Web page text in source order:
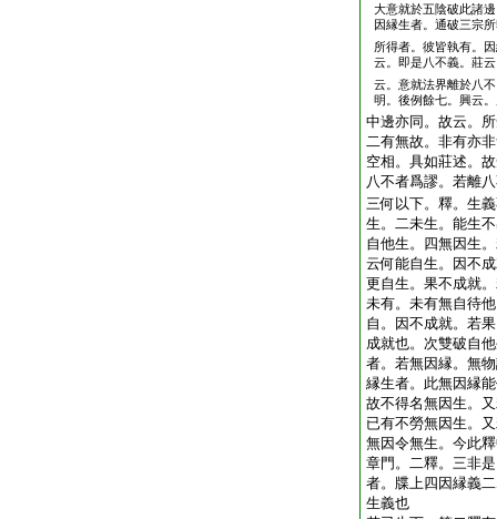
大意就於五陰破此諸
因縁生者。通破三宗
所得者。彼皆執有。
云。即是八不義。莊
云。意就法界離於八
明。後例餘七。興云
中邊亦同。故云。
二有無故。非有亦
空相。具如莊述。
八不者爲謬。若離
三何以下。釋。生
生。二未生。能生
自他生。四無因生
云何能自生。因不
更自生。果不成就
未有。未有無自待
自。因不成就。若
成就也。次雙破自
者。若無因縁。無
縁生者。此無因縁
故不得名無因生。
已有不勞無因生。
無因令無生。今此
章門。二釋。三非
者。牒上四因縁義
生義也